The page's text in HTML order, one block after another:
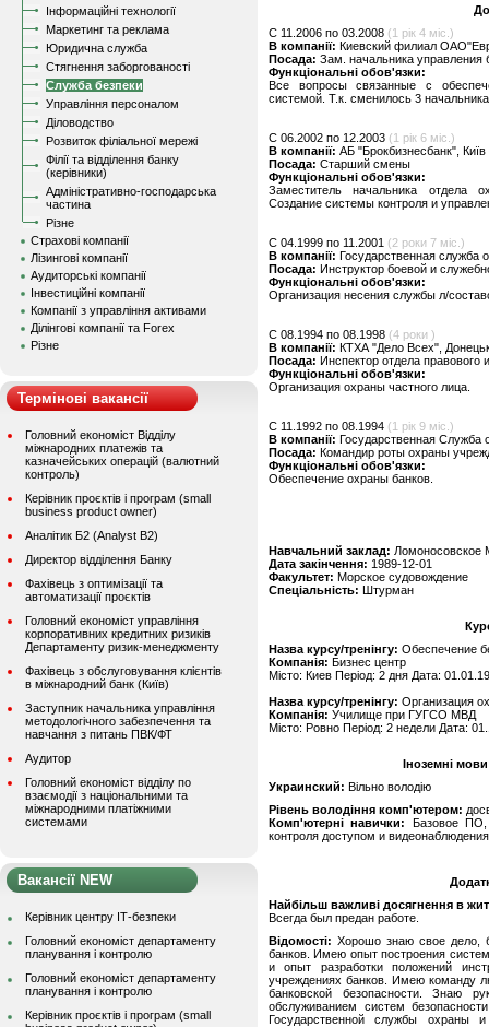
Інформаційні технології
Маркетинг та реклама
Юридична служба
Стягнення заборгованості
Служба безпеки
Управління персоналом
Діловодство
Розвиток філіальної мережі
Філії та відділення банку
(керівники)
Адміністративно-господарська
частина
Різне
Страхові компанії
Лізингові компанії
Аудиторські компанії
Інвестиційні компанії
Компанії з управління активами
Ділінгові компанії та Forex
Різне
Термінові вакансії
Головний економіст Відділу
міжнародних платежів та
казначейських операцій (валютний
контроль)
Керівник проєктів і програм (small
business product owner)
Аналітик Б2 (Analyst B2)
Директор відділення Банку
Фахівець з оптимізації та
автоматизації проєктів
Головний економіст управління
корпоративних кредитних ризиків
Департаменту ризик-менеджменту
Фахівець з обслуговування клієнтів
в міжнародний банк (Київ)
Заступник начальника управління
методологічного забезпечення та
навчання з питань ПВК/ФТ
Аудитор
Головний економіст відділу по
взаємодії з національними та
міжнародними платіжними
системами
Вакансії NEW
Керівник центру ІТ-безпеки
Головний економіст департаменту
планування і контролю
Головний економіст департаменту
планування і контролю
Керівник проєктів і програм (small
C 11.2006 по 03.2008 (1 рік 4 міс.)
В компанії: Киевский филиал
Посада: Зам. начальника управления
Функціональні обов'язки:
Все вопросы связанные с
системой. Т.к. сменилось 3
C 06.2002 по 12.2003 (1 рік 6 міс.)
В компанії: АБ "Брокбизнесбанк", Київ
Посада: Старший смены
Функціональні обов'язки:
Заместитель начальника отдела
Создание системы контроля и
C 04.1999 по 11.2001 (2 роки 7 міс.)
В компанії: Государственная служба
Посада: Инструктор боевой и
Функціональні обов'язки:
Организация несения службы л/
C 08.1994 по 08.1998 (4 роки )
В компанії: КТХА "Дело Всех",
Посада: Инспектор отдела правового
Функціональні обов'язки:
Организация охраны частного лица.
C 11.1992 по 08.1994 (1 рік 9 міс.)
В компанії: Государственная Служба
Посада: Командир роты охраны
Функціональні обов'язки:
Обеспечение охраны банков.
Навчальний заклад:
Дата закінчення: 1989-12-01
Факультет: Морское судовождение
Спеціальність: Штурман
Назва курсу/тренінгу: Обеспечение
Компанія: Бизнес центр
Місто: Киев Період: 2 дня Дата:
Назва курсу/тренінгу: Организация
Компанія: Училище при ГУГСО МВД
Місто: Ровно Період: 2 недели Дата:
Іноземні
Украинский: Вільно володію
Рівень володіння комп'ютером:
Комп'ютерні навички:
Базовое ПО,
контроля доступом и
Найбільш важливі досягнення в
Всегда был предан работе.
Відомості: Хорошо знаю свое дело,
банков. Имею опыт построения
и опыт разработки положений
учреждениях банков. Имею команду
банковской безопасности. Знаю
обслуживанием систем
Государственной службы охраны